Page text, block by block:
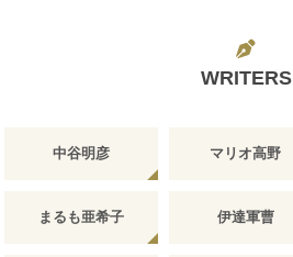
WRITERS
中谷明彦 マリオ高野
まるも亜希子 伊達軍曹